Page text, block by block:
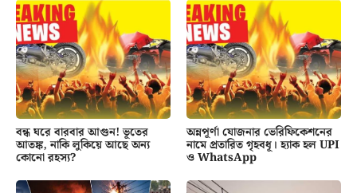
বন্ধ ঘরে বারবার আগুন! ভূতের
আতঙ্ক, নাকি লুকিয়ে আছে অন্য
কোনো রহস্য?
অন্নপূর্ণা যোজনার ভেরিফিকেশনের
নামে প্রতারিত গৃহবধূ। হ্যাক হল UPI
ও WhatsApp